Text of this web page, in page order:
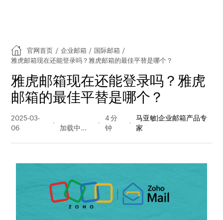
官网首页 / 企业邮箱 / 国际邮箱 /
雅虎邮箱现在还能登录吗？雅虎邮箱的最佳平替是哪个？
雅虎邮箱现在还能登录吗？雅虎
邮箱的最佳平替是哪个？
2025-03-
06
量
4 分
钟
马亚敏|企业邮箱产品专
家